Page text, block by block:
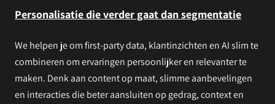
Personalisatie die verder gaat dan segmentatie
We helpen je om first-party data, klantinzichten en AI slim te
combineren om ervaringen persoonlijker en relevanter te
maken. Denk aan content op maat, slimme aanbevelingen
en interacties die beter aansluiten op gedrag, context en